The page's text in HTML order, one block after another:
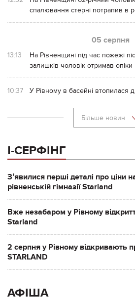
спалювання стерні потрапив в
05 серпня
13:13
На Рівненщині під час пожежі
залишків чоловік отримав опіки
10:37 У Рівному в басейні втопилася
Більше новин
І-СЕРФІНГ
Зʼявилися перші деталі про ціни
рівненській гімназії Starland
Вже незабаром у Рівному
Starland
2 серпня у Рівному відкривають
STARLAND
АФІША